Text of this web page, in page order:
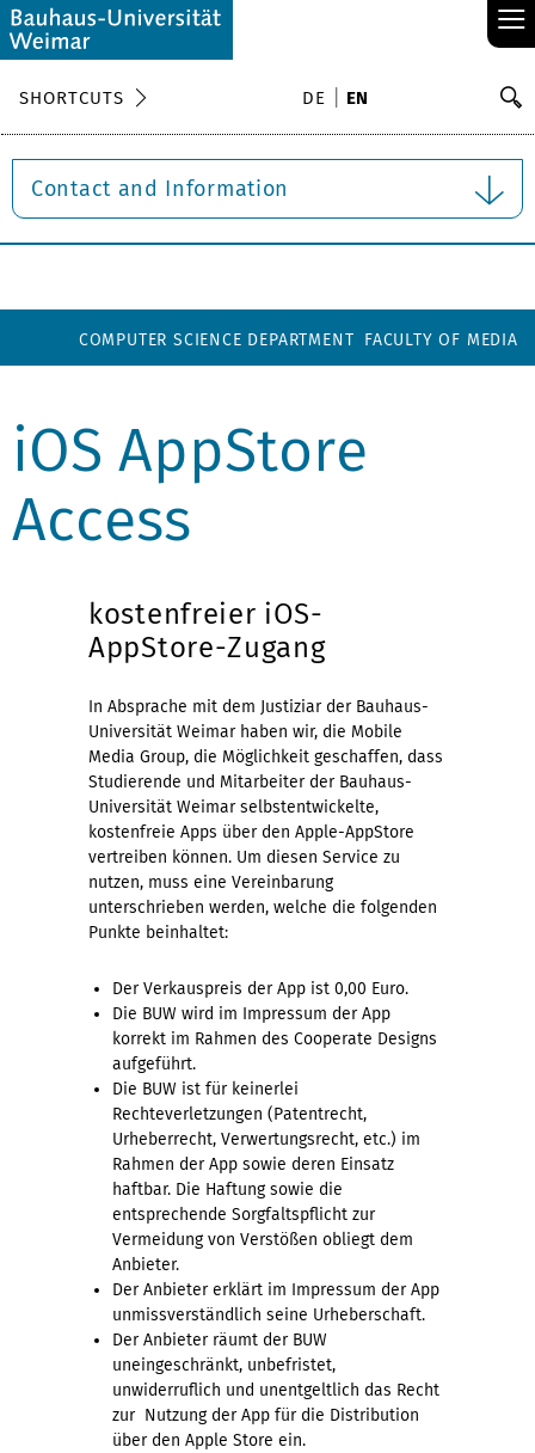
≡
SHORTCUTS DE EN
Contact and Information
COMPUTER SCIENCE DEPARTMENT FACULTY OF MEDIA
iOS AppStore
Access
kostenfreier iOS-
AppStore-Zugang
In Absprache mit dem Justiziar der Bauhaus-
Universität Weimar haben wir, die Mobile
Media Group, die Möglichkeit geschaffen, dass
Studierende und Mitarbeiter der Bauhaus-
Universität Weimar selbstentwickelte,
kostenfreie Apps über den Apple-AppStore
vertreiben können. Um diesen Service zu
nutzen, muss eine Vereinbarung
unterschrieben werden, welche die folgenden
Punkte beinhaltet:
Der Verkauspreis der App ist 0,00 Euro.
Die BUW wird im Impressum der App
korrekt im Rahmen des Cooperate Designs
aufgeführt.
Die BUW ist für keinerlei
Rechteverletzungen (Patentrecht,
Urheberrecht, Verwertungsrecht, etc.) im
Rahmen der App sowie deren Einsatz
haftbar. Die Haftung sowie die
entsprechende Sorgfaltspflicht zur
Vermeidung von Verstößen obliegt dem
Anbieter.
Der Anbieter erklärt im Impressum der App
unmissverständlich seine Urheberschaft.
Der Anbieter räumt der BUW
uneingeschränkt, unbefristet,
unwiderruflich und unentgeltlich das Recht
zur Nutzung der App für die Distribution
über den Apple Store ein.